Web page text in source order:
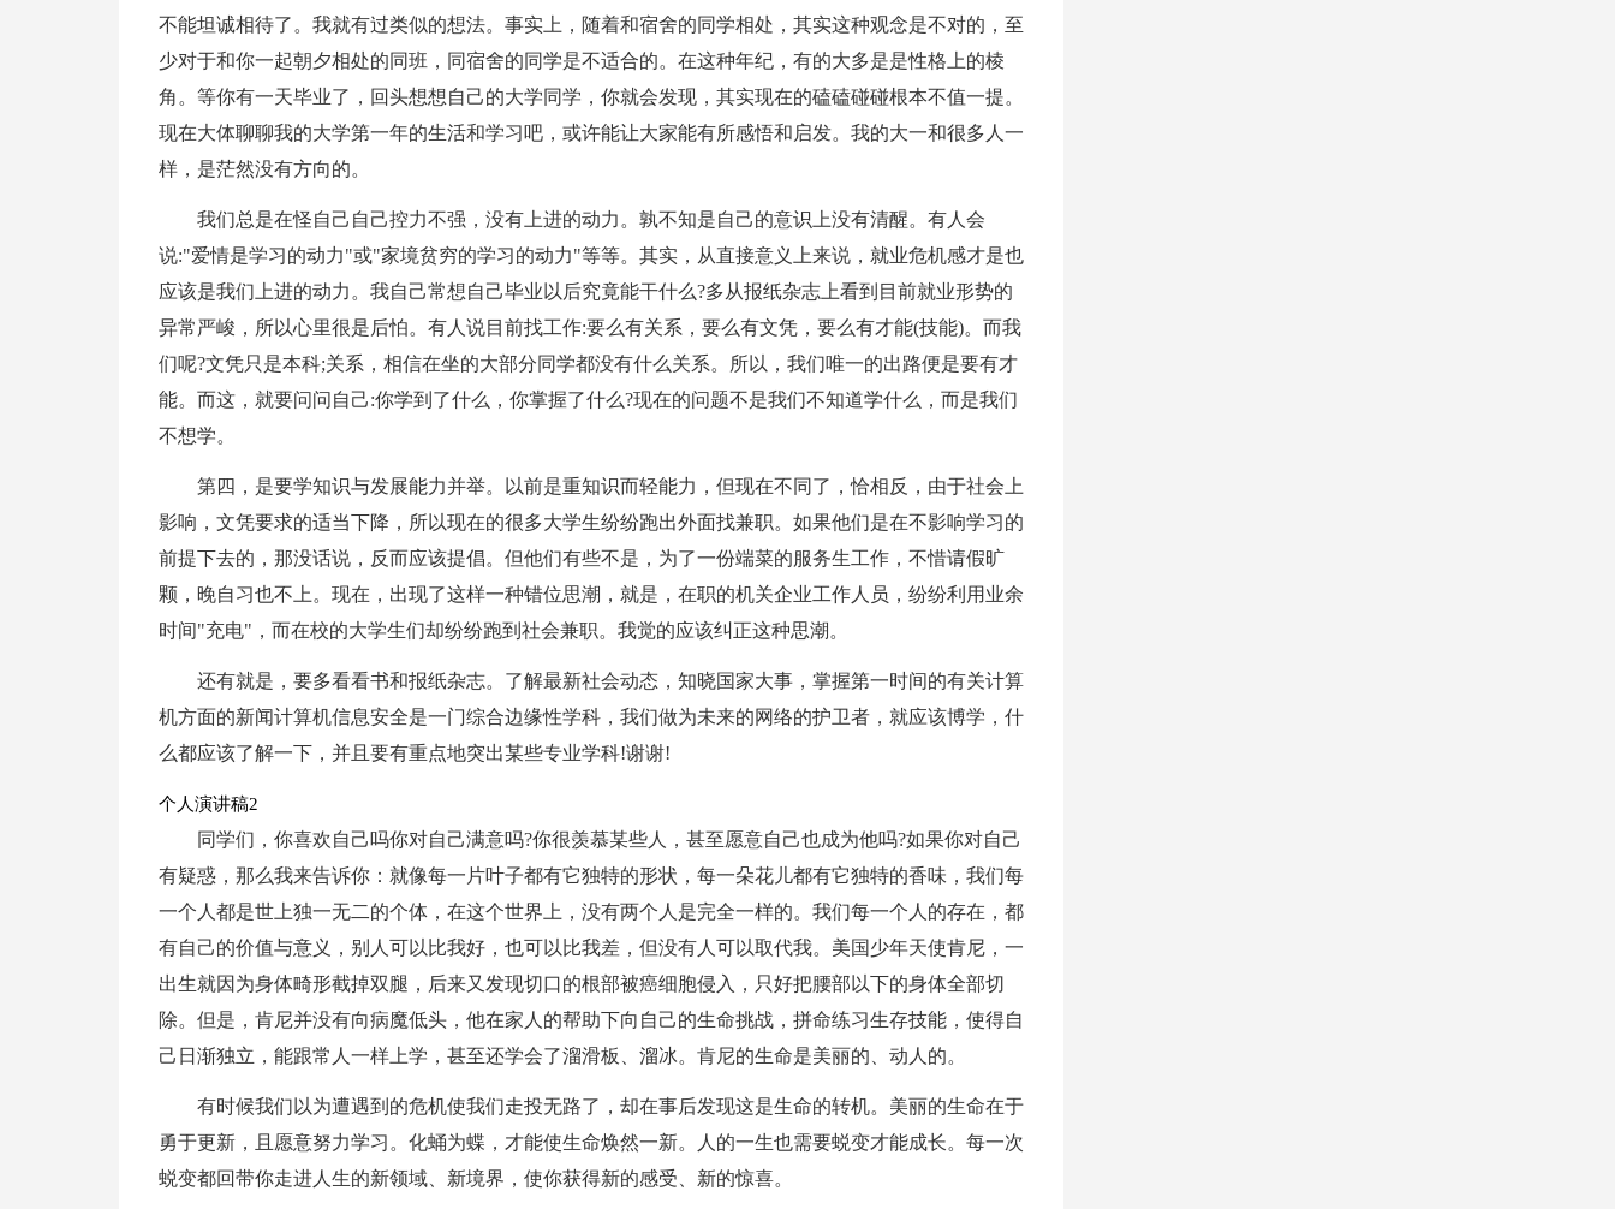
不能坦诚相待了。我就有过类似的想法。事实上，随着和宿舍的同学相处，其实这种观念是不对的，至
少对于和你一起朝夕相处的同班，同宿舍的同学是不适合的。在这种年纪，有的大多是是性格上的棱
角。等你有一天毕业了，回头想想自己的大学同学，你就会发现，其实现在的磕磕碰碰根本不值一提。
现在大体聊聊我的大学第一年的生活和学习吧，或许能让大家能有所感悟和启发。我的大一和很多人一
样，是茫然没有方向的。
我们总是在怪自己自己控力不强，没有上进的动力。孰不知是自己的意识上没有清醒。有人会
说:"爱情是学习的动力"或"家境贫穷的学习的动力"等等。其实，从直接意义上来说，就业危机感才是也
应该是我们上进的动力。我自己常想自己毕业以后究竟能干什么?多从报纸杂志上看到目前就业形势的
异常严峻，所以心里很是后怕。有人说目前找工作:要么有关系，要么有文凭，要么有才能(技能)。而我
们呢?文凭只是本科;关系，相信在坐的大部分同学都没有什么关系。所以，我们唯一的出路便是要有才
能。而这，就要问问自己:你学到了什么，你掌握了什么?现在的问题不是我们不知道学什么，而是我们
不想学。
第四，是要学知识与发展能力并举。以前是重知识而轻能力，但现在不同了，恰相反，由于社会上
影响，文凭要求的适当下降，所以现在的很多大学生纷纷跑出外面找兼职。如果他们是在不影响学习的
前提下去的，那没话说，反而应该提倡。但他们有些不是，为了一份端菜的服务生工作，不惜请假旷
颗，晚自习也不上。现在，出现了这样一种错位思潮，就是，在职的机关企业工作人员，纷纷利用业余
时间"充电"，而在校的大学生们却纷纷跑到社会兼职。我觉的应该纠正这种思潮。
还有就是，要多看看书和报纸杂志。了解最新社会动态，知晓国家大事，掌握第一时间的有关计算
机方面的新闻计算机信息安全是一门综合边缘性学科，我们做为未来的网络的护卫者，就应该博学，什
么都应该了解一下，并且要有重点地突出某些专业学科!谢谢!
个人演讲稿2
同学们，你喜欢自己吗你对自己满意吗?你很羡慕某些人，甚至愿意自己也成为他吗?如果你对自己
有疑惑，那么我来告诉你：就像每一片叶子都有它独特的形状，每一朵花儿都有它独特的香味，我们每
一个人都是世上独一无二的个体，在这个世界上，没有两个人是完全一样的。我们每一个人的存在，都
有自己的价值与意义，别人可以比我好，也可以比我差，但没有人可以取代我。美国少年天使肯尼，一
出生就因为身体畸形截掉双腿，后来又发现切口的根部被癌细胞侵入，只好把腰部以下的身体全部切
除。但是，肯尼并没有向病魔低头，他在家人的帮助下向自己的生命挑战，拼命练习生存技能，使得自
己日渐独立，能跟常人一样上学，甚至还学会了溜滑板、溜冰。肯尼的生命是美丽的、动人的。
有时候我们以为遭遇到的危机使我们走投无路了，却在事后发现这是生命的转机。美丽的生命在于
勇于更新，且愿意努力学习。化蛹为蝶，才能使生命焕然一新。人的一生也需要蜕变才能成长。每一次
蜕变都回带你走进人生的新领域、新境界，使你获得新的感受、新的惊喜。